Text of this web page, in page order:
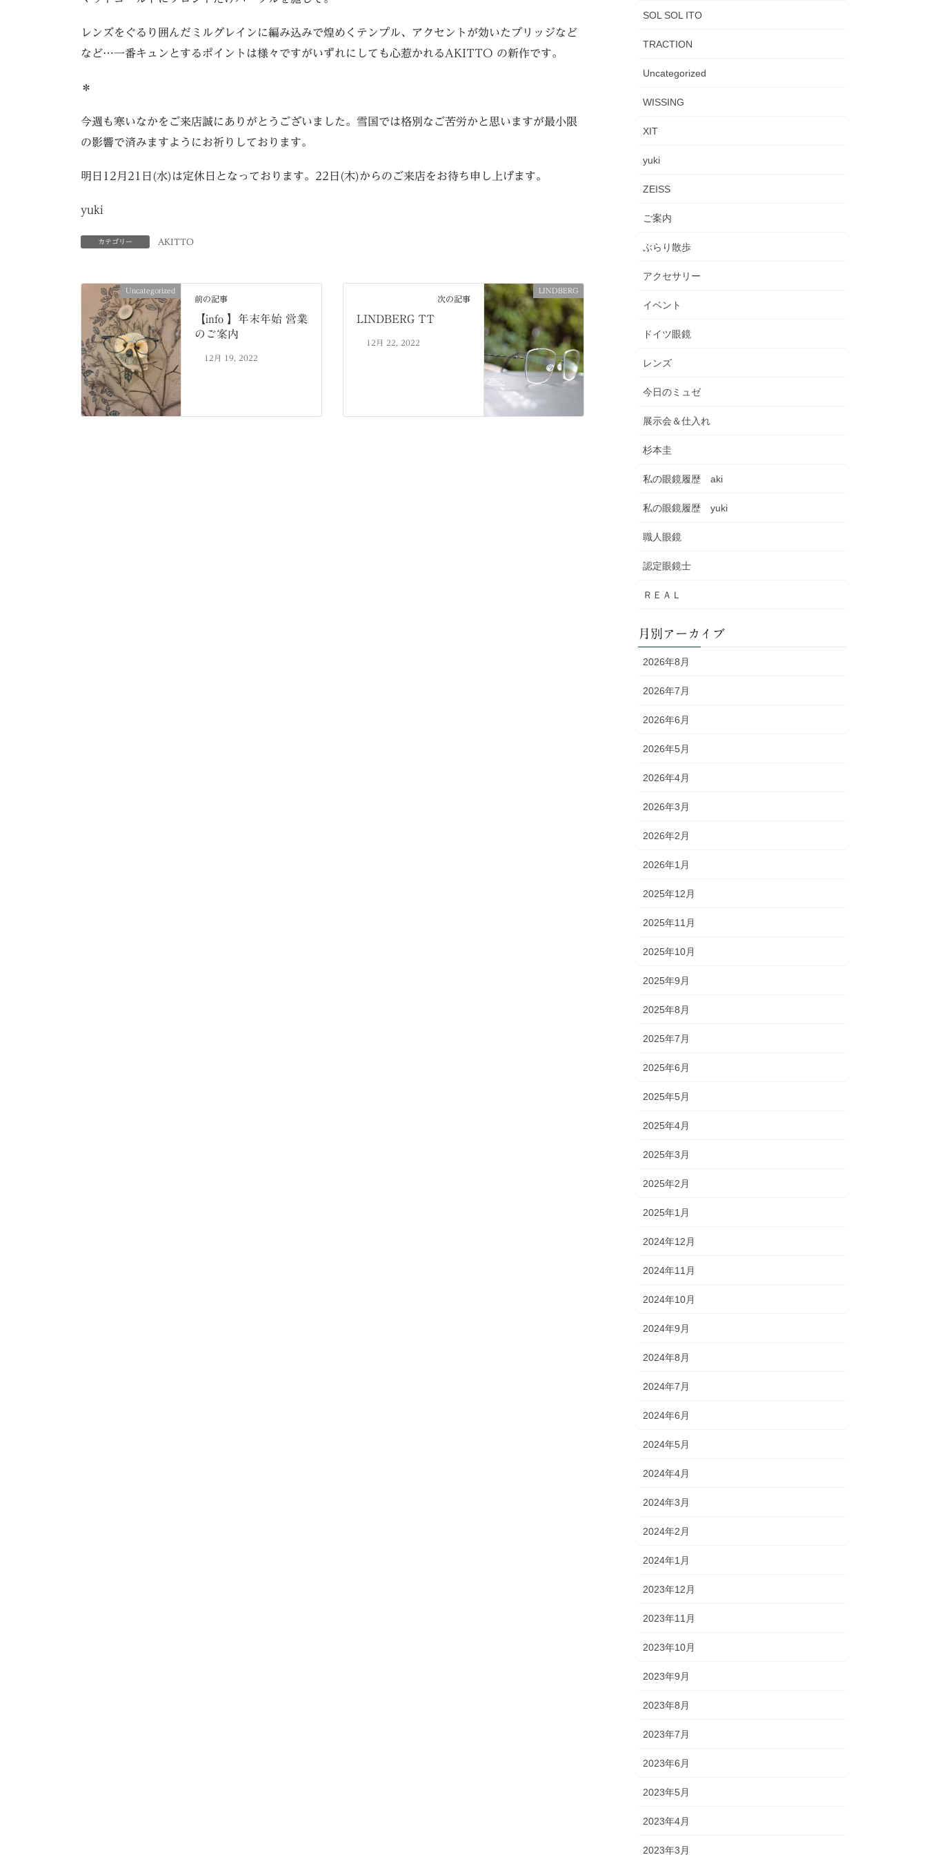
レンズをぐるり囲んだミルグレインに編み込みで煌めくテンプル、アクセントが効いたブリッジなど
など…一番キュンとするポイントは様々ですがいずれにしても心惹かれるAKITTO の新作です。
＊
今週も寒いなかをご来店誠にありがとうございました。雪国では格別なご苦労かと思いますが最小限
の影響で済みますようにお祈りしております。
明日12月21日(水)は定休日となっております。22日(木)からのご来店をお待ち申し上げます。
yuki
カテゴリー AKITTO
Uncategorized
前の記事
【info 】年末年始 営業
のご案内
12月 19, 2022
LINDBERG
次の記事
LINDBERG TT
12月 22, 2022
SOL SOL ITO
TRACTION
Uncategorized
WISSING
XIT
yuki
ZEISS
ご案内
ぶらり散歩
アクセサリー
イベント
ドイツ眼鏡
レンズ
今日のミュゼ
展示会＆仕入れ
杉本圭
私の眼鏡履歴 aki
私の眼鏡履歴 yuki
職人眼鏡
認定眼鏡士
ＲＥＡＬ
月別アーカイブ
2026年8月
2026年7月
2026年6月
2026年5月
2026年4月
2026年3月
2026年2月
2026年1月
2025年12月
2025年11月
2025年10月
2025年9月
2025年8月
2025年7月
2025年6月
2025年5月
2025年4月
2025年3月
2025年2月
2025年1月
2024年12月
2024年11月
2024年10月
2024年9月
2024年8月
2024年7月
2024年6月
2024年5月
2024年4月
2024年3月
2024年2月
2024年1月
2023年12月
2023年11月
2023年10月
2023年9月
2023年8月
2023年7月
2023年6月
2023年5月
2023年4月
2023年3月